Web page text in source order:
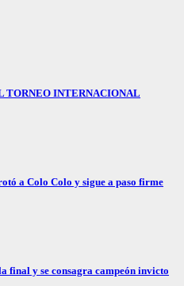
TORNEO INTERNACIONAL
a Colo Colo y sigue a paso firme
final y se consagra campeón invicto